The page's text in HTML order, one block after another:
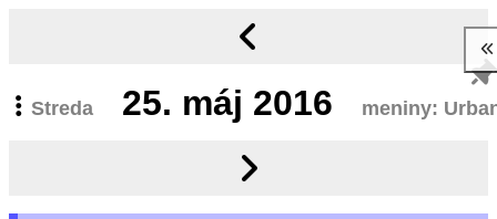
Streda 25. máj 2016 meniny: